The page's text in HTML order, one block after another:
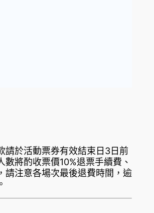
請於活動票券有效結束日3日前
數將酌收票價10%退票手續費、
請注意各場次最後退費時間，逾